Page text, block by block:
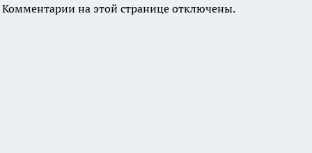
Комментарии на этой странице отключены.